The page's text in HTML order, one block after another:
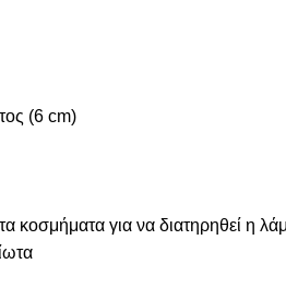
(6 cm)
κοσμήματα για να διατηρηθεί η